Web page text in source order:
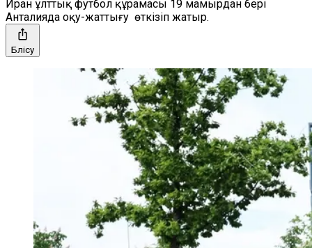
Иран ұлттық футбол құрамасы 19 мамырдан бері
Анталияда оқу-жаттығу өткізіп жатыр.
Бөлісу